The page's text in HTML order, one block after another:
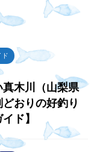
ド
木川（山梨県
おりの好釣り
ド】